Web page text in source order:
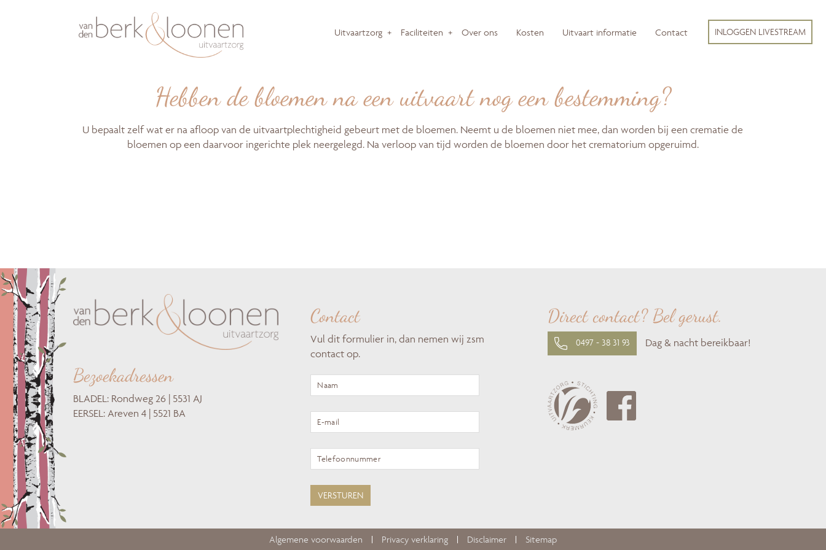
Uitvaartzorg + Faciliteiten + Over ons Kosten Uitvaart informatie Contact INLOGGEN LIVESTREAM
Hebben de bloemen na een uitvaart nog een bestemming?
U bepaalt zelf wat er na afloop van de uitvaartplechtigheid gebeurt met de bloemen. Neemt u de bloemen niet mee, dan worden bij een crematie de
bloemen op een daarvoor ingerichte plek neergelegd. Na verloop van tijd worden de bloemen door het crematorium opgeruimd.
Bezoekadressen
BLADEL: Rondweg 26 | 5531 AJ
EERSEL: Areven 4 | 5521 BA
Contact
Vul dit formulier in, dan nemen wij zsm
contact op.
Direct contact? Bel gerust.
0497 - 38 31 93 Dag & nacht bereikbaar!
Algemene voorwaarden Privacy verklaring Disclaimer Sitemap